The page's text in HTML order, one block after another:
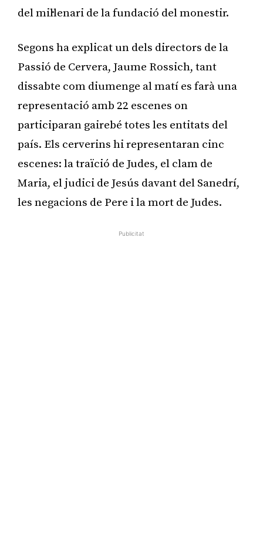
del mil·lenari de la fundació del monestir.
Segons ha explicat un dels directors de la
Passió de Cervera, Jaume Rossich, tant
dissabte com diumenge al matí es farà una
representació amb 22 escenes on
participaran gairebé totes les entitats del
país. Els cerverins hi representaran cinc
escenes: la traïció de Judes, el clam de
Maria, el judici de Jesús davant del Sanedrí,
les negacions de Pere i la mort de Judes.
Publicitat